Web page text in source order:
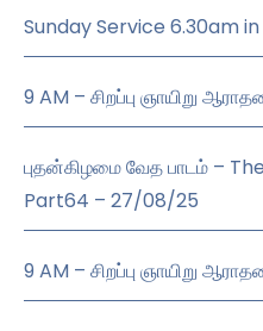
Sunday Service 6.30am
9 AM – சிறப்பு ஞாயிறு
புதன்கிழமை வேத பாடம் –
Part64 – 27/08/25
9 AM – சிறப்பு ஞாயிறு